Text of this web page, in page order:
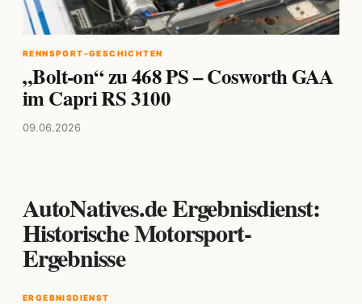
RENNSPORT-GESCHICHTEN
„Bolt-on“ zu 468 PS – Cosworth GAA
im Capri RS 3100
09.06.2026
AutoNatives.de Ergebnisdienst:
Historische Motorsport-
Ergebnisse
ERGEBNISDIENST